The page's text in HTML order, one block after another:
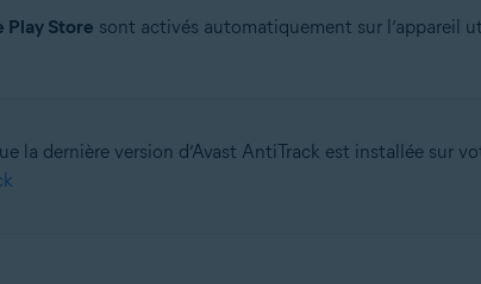
Play Store sont activés automatiquement sur l’appareil
la dernière version d’Avast AntiTrack est installée sur